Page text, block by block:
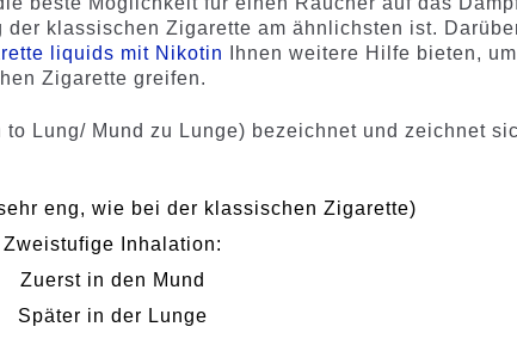
der klassischen Zigarette am ähnlichsten ist.
liquids mit Nikotin
Ihnen weitere Hilfe bieten,
Zigarette greifen.
Lung/ Mund zu Lunge) bezeichnet und zeichnet
eng, wie bei der klassischen Zigarette)
Zweistufige Inhalation:
Zuerst in den Mund
Später in der Lunge